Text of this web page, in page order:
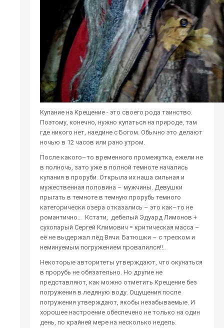
Купание на Крещение - это своего рода таинство.
Поэтому, конечно, нужно купаться на природе, там
где никого нет, наедине с Богом. Обычно это делают
ночью в 12 часов или рано утром.
После какого–то временного промежутка, ежели не
в полночь, зато уже в полной темноте начались
купания в проруби. Открыла их наша сильная и
мужественная половина – мужчины. Девушки
прыгать в темноте в темную прорубь темного
категорически озера отказались – это как–то не
романтично... Кстати, дебелый Эдуард Лимонов +
сухопарый Сергей Климович = критическая масса –
её не выдержал лёд Вячи. Батюшки – с треском и
неминуемым погружением провалился!!..
Некоторые авторитеты утверждают, что окунаться
в прорубь не обязательно. Но другие не
представляют, как можно отметить Крещение без
погружения в ледяную воду. Ощущения после
погружения утверждают, якобы незабываемые. И
хорошее настроение обеспечено не только на один
день, по крайней мере на несколько недель.